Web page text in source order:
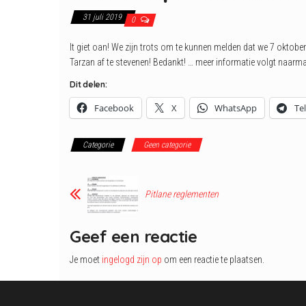
31 juli 2019 0
It giet oan! We zijn trots om te kunnen melden dat we 7
Tarzan af te stevenen! Bedankt! … meer informatie volgt
Dit delen:
Facebook X WhatsApp
Categorie Geen categorie
Pitlane reglementen
Geef een reactie
Je moet ingelogd zijn op om een reactie te plaatsen.